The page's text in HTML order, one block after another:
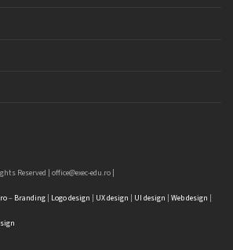
Reserved | office@exec-edu.ro
– Branding Logodesign UX design UI design Web design